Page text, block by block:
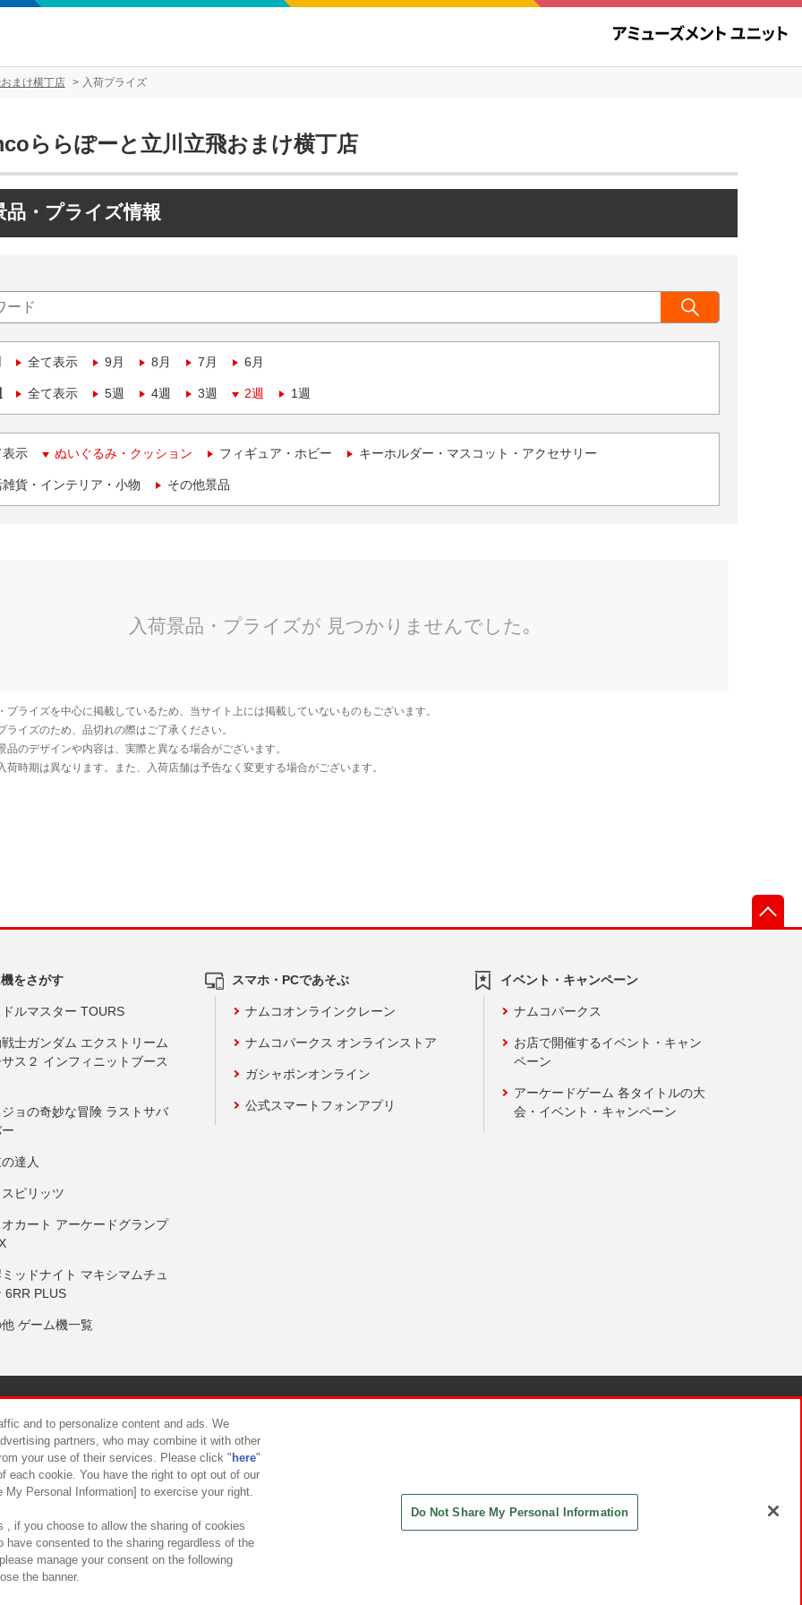
まけ横丁店 入荷プライズ
ららぽーと立川立飛おまけ横丁店
品・プライズ情報
全て表示 9月 8月 7月 6月
全て表示 5週 4週 3週 2週 1週
表示 ぬいぐるみ・クッション フィギュア・ホビー キーホルダー・マスコット・アクセサリー
貨・インテリア・小物 その他景品
をさがす
ルマスター TOURS
士ガンダム エクストリーム
ス２ インフィニットブース
ョの奇妙な冒険 ラストサバ
達人
ピリッツ
カート アーケードグランプ
ッドナイト マキシマムチュ
6RR PLUS
ゲーム機一覧
スマホ・PCであそぶ
ナムコオンラインクレーン
ナムコパークス オンラインストア
ガシャポンオンライン
公式スマートフォンアプリ
イベント・キャンペーン
ナムコパークス
お店で開催するイベント・キャン
ペーン
アーケードゲーム 各タイトルの大
会・イベント・キャンペーン
について カスタマーハラスメント対応方針
and to personalize content and ads. We
partners, who may combine it with other
your use of their services. Please click " here"
each cookie. You have the right to opt out of our
Personal Information] to exercise your right.
, if you choose to allow the sharing of cookies
have consented to the sharing regardless of the
manage your consent on the following
the banner.
Do Not Share My Personal Information